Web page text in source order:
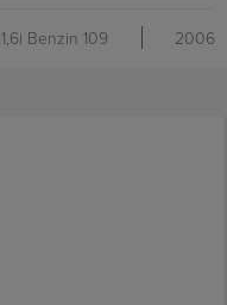
1,6i Benzin 109 2006